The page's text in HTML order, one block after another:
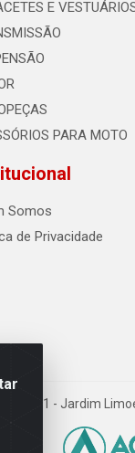
E
PARA MOTO
Somos
de Privacidade
731 - Jardim